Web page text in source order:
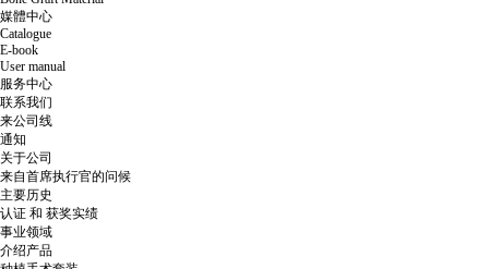
媒體中心
Catalogue
E-book
User manual
服务中心
联系我们
来公司线
通知
关于公司
来自首席执行官的问候
主要历史
认证 和 获奖实绩
事业领域
介绍产品